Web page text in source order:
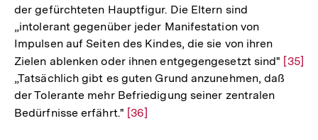
der gefürchteten Hauptfigur. Die Eltern sind
„intolerant gegenüber jeder Manifestation von
Impulsen auf Seiten des Kindes, die sie von ihren
Zielen ablenken oder ihnen entgegengesetzt sind" Zur
[35]
„Tatsächlich gibt es guten Grund anzunehmen, daß
der Tolerante mehr Befriedigung seiner zentralen
Bedürfnisse erfährt." Zur
[36]